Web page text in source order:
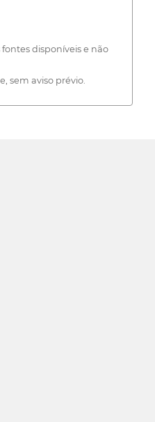
disponíveis e não
sem aviso prévio.